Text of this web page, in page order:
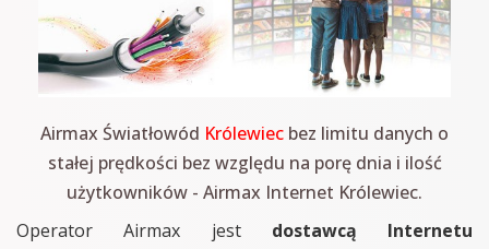
Airmax Światłowód Królewiec bez limitu danych o
stałej prędkości bez względu na porę dnia i ilość
użytkowników - Airmax Internet Królewiec.
Operator Airmax jest dostawcą Internetu